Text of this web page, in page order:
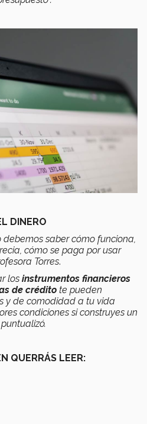
DINERO
saber cómo funciona,
cómo se paga por usar
Torres.
los instrumentos financieros
de crédito te pueden
y de comodidad a tu vida
condiciones si construyes un
puntualizó.
QUERRÁS LEER: